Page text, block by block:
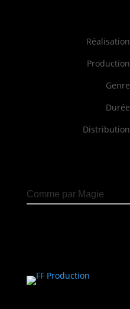
Réalisation
Production
Genre
Durée
Distribution
Comme par Magie